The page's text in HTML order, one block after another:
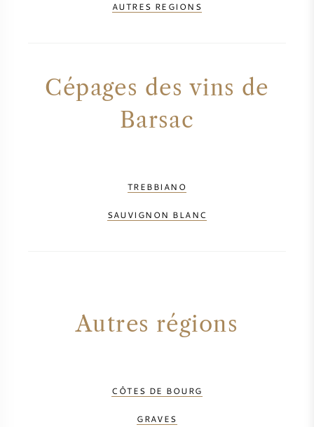
AUTRES REGIONS
Cépages des vins de
Barsac
TREBBIANO
SAUVIGNON BLANC
Autres régions
CÔTES DE BOURG
GRAVES